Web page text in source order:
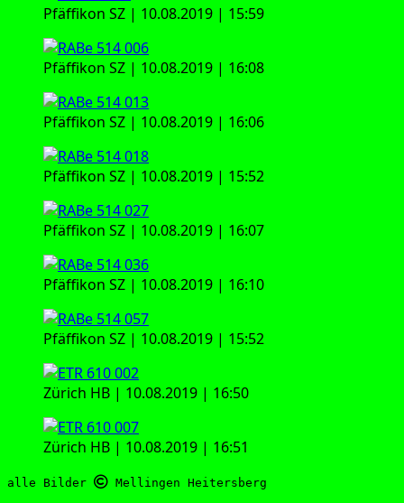
Pfäf­fi­kon SZ | 10.08.2019 | 15:59
Pfäf­fi­kon SZ | 10.08.2019 | 16:08
Pfäf­fi­kon SZ | 10.08.2019 | 16:06
Pfäf­fi­kon SZ | 10.08.2019 | 15:52
Pfäf­fi­kon SZ | 10.08.2019 | 16:07
Pfäf­fi­kon SZ | 10.08.2019 | 16:10
Pfäf­fi­kon SZ | 10.08.2019 | 15:52
Zürich HB | 10.08.2019 | 16:50
Zürich HB | 10.08.2019 | 16:51
alle Bilder Mellingen Heitersberg